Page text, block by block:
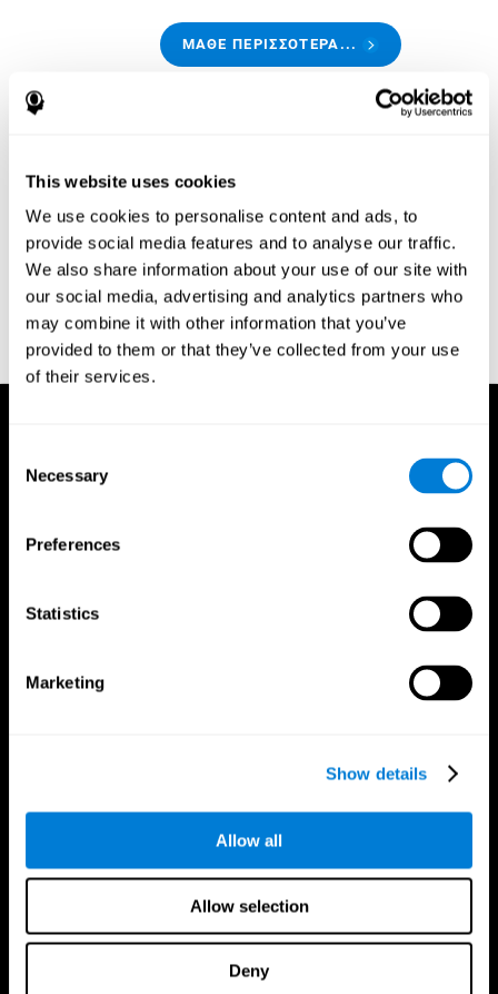
This website uses cookies
We use cookies to personalise content and ads, to
provide social media features and to analyse our traffic.
We also share information about your use of our site with
our social media, advertising and analytics partners who
may combine it with other information that you’ve
provided to them or that they’ve collected from your use
of their services.
Selection
Necessary
Preferences
Statistics
Marketing
Show details
Allow all
Allow selection
Deny
ΜΆΘΕ ΠΕΡΙΣΣΌΤΕΡΑ...
Έρευνα για τον εγκέφαλο
γίνεται ολοένα και πιο οικεία. Αυτό
μαθαίνουν οι επιστήμονες για τον
εγκέφαλο, τόσο πιο πολύ κατανοούμε πως
θα κρατιόμαστε σε φόρμα, με τον ίδιο
τρόπο που το κάνουμε και για το σώμα μας.
ΜΆΘΕ ΠΕΡΙΣΣΌΤΕΡΑ...
Εφαρμογή CogniFit